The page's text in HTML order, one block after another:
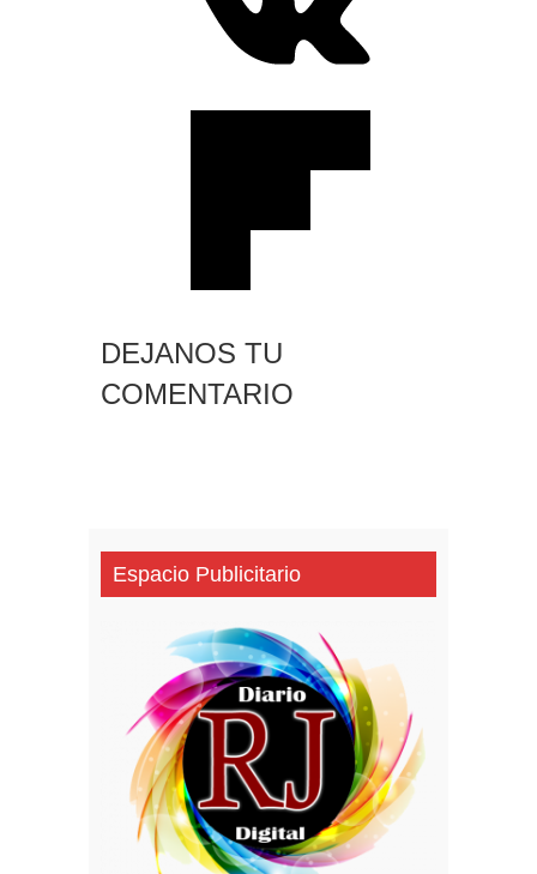
DEJANOS TU
COMENTARIO
Espacio Publicitario